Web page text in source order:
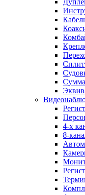
4-х
8-